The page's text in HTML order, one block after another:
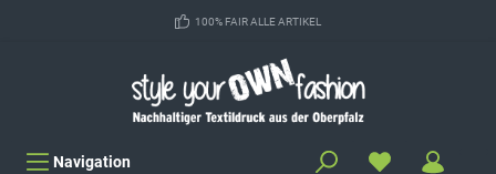
100% FAIR ALLE ARTIKEL
Navigation